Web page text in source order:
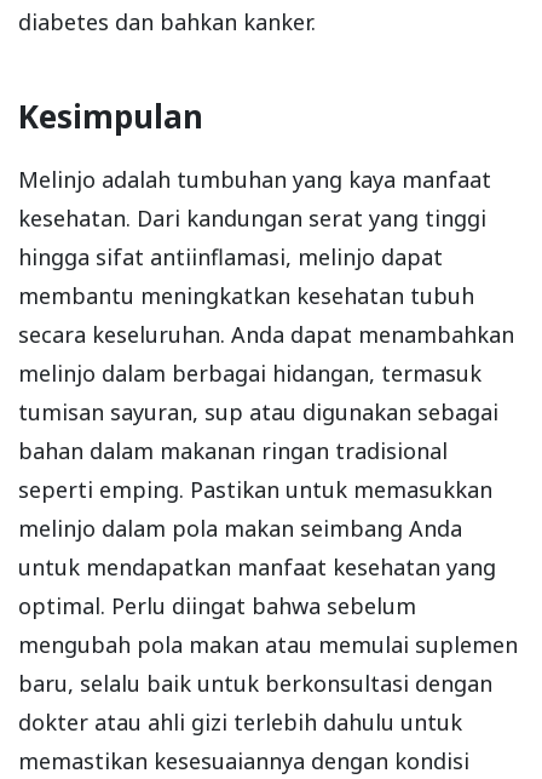
diabetes dan bahkan kanker.
Kesimpulan
Melinjo adalah tumbuhan yang kaya manfaat
kesehatan. Dari kandungan serat yang tinggi
hingga sifat antiinflamasi, melinjo dapat
membantu meningkatkan kesehatan tubuh
secara keseluruhan. Anda dapat menambahkan
melinjo dalam berbagai hidangan, termasuk
tumisan sayuran, sup atau digunakan sebagai
bahan dalam makanan ringan tradisional
seperti emping. Pastikan untuk memasukkan
melinjo dalam pola makan seimbang Anda
untuk mendapatkan manfaat kesehatan yang
optimal. Perlu diingat bahwa sebelum
mengubah pola makan atau memulai suplemen
baru, selalu baik untuk berkonsultasi dengan
dokter atau ahli gizi terlebih dahulu untuk
memastikan kesesuaiannya dengan kondisi